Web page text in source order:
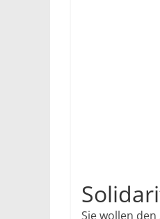
Sie wollen